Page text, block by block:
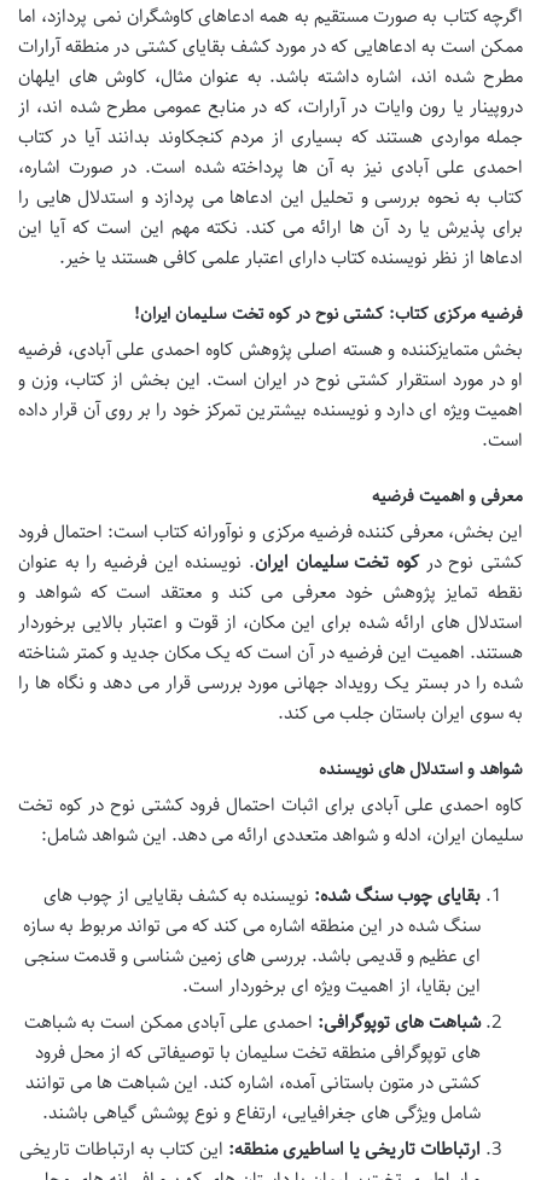
اگرچه کتاب به صورت مستقیم به همه ادعاهای کاوشگران نمی پردازد، اما
ممکن است به ادعاهایی که در مورد کشف بقایای کشتی در منطقه آرارات
مطرح شده اند، اشاره داشته باشد. به عنوان مثال، کاوش های ایلهان
دروپینار یا رون وایات در آرارات، که در منابع عمومی مطرح شده اند، از
جمله مواردی هستند که بسیاری از مردم کنجکاوند بدانند آیا در کتاب
احمدی علی آبادی نیز به آن ها پرداخته شده است. در صورت اشاره،
کتاب به نحوه بررسی و تحلیل این ادعاها می پردازد و استدلال هایی را
برای پذیرش یا رد آن ها ارائه می کند. نکته مهم این است که آیا این
ادعاها از نظر نویسنده کتاب دارای اعتبار علمی کافی هستند یا خیر.
فرضیه مرکزی کتاب: کشتی نوح در کوه تخت سلیمان ایران!
بخش متمایزکننده و هسته اصلی پژوهش کاوه احمدی علی آبادی، فرضیه
او در مورد استقرار کشتی نوح در ایران است. این بخش از کتاب، وزن و
اهمیت ویژه ای دارد و نویسنده بیشترین تمرکز خود را بر روی آن قرار داده
است.
معرفی و اهمیت فرضیه
این بخش، معرفی کننده فرضیه مرکزی و نوآورانه کتاب است: احتمال فرود
کشتی نوح درکوه تخت سلیمان ایران. نویسنده این فرضیه را به عنوان
نقطه تمایز پژوهش خود معرفی می کند و معتقد است که شواهد و
استدلال های ارائه شده برای این مکان، از قوت و اعتبار بالایی برخوردار
هستند. اهمیت این فرضیه در آن است که یک مکان جدید و کمتر شناخته
شده را در بستر یک رویداد جهانی مورد بررسی قرار می دهد و نگاه ها را
به سوی ایران باستان جلب می کند.
شواهد و استدلال های نویسنده
کاوه احمدی علی آبادی برای اثبات احتمال فرود کشتی نوح در کوه تخت
سلیمان ایران، ادله و شواهد متعددی ارائه می دهد. این شواهد شامل:
بقایای چوب سنگ شده: نویسنده به کشف بقایایی از چوب های
سنگ شده در این منطقه اشاره می کند که می تواند مربوط به سازه
ای عظیم و قدیمی باشد. بررسی های زمین شناسی و قدمت سنجی
این بقایا، از اهمیت ویژه ای برخوردار است.
شباهت های توپوگرافی: احمدی علی آبادی ممکن است به شباهت
های توپوگرافی منطقه تخت سلیمان با توصیفاتی که از محل فرود
کشتی در متون باستانی آمده، اشاره کند. این شباهت ها می توانند
شامل ویژگی های جغرافیایی، ارتفاع و نوع پوشش گیاهی باشند.
ارتباطات تاریخی یا اساطیری منطقه: این کتاب به ارتباطات تاریخی